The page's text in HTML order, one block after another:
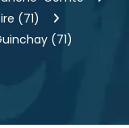
(71)
(71)